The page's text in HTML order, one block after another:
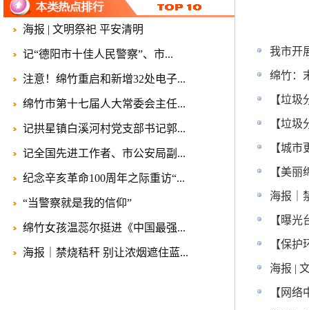
海报 | 文明祭祀 平安清明
记“德阳市十佳人民警察”、市...
注意！绵竹重启和新增32处电子...
绵竹市第十七届人大常委会主任...
记拱星镇白溪河村党支部书记郭...
记全国先进工作者、市公安局副...
纪念辛亥革命100周年之际重访“...
“当警察就是我的信仰”
绵竹女孩温蕊尔挺进《中国最强...
海报｜禁烧秸秆 别让浓烟遮住蓝...
我市开
绵竹：
【垃
【垃
【城
【美
海报｜
【曝
【保
海报 |
【网